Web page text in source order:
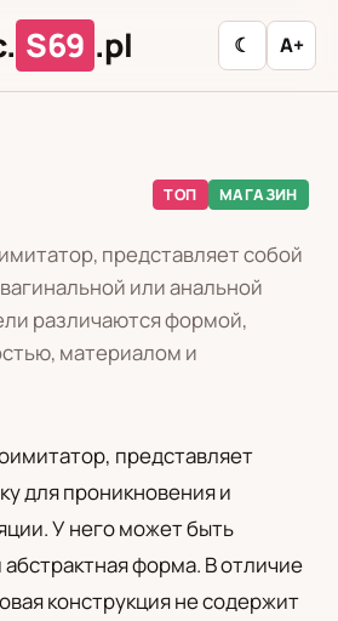
S69 .pl ☾ A+
П Р С Т
У
Русский
ТОП МАГАЗИН
представляет собой
или анальной
различаются формой,
материалом и
представляет
для проникновения и
У него может быть
форма. В отличие
конструкция не содержит